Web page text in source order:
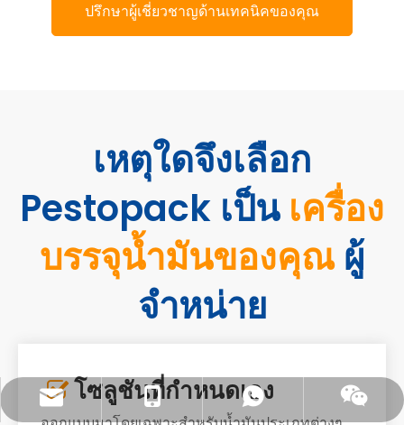
ปรึกษาผู้เชี่ยวชาญด้านเทคนิคของคุณ
เหตุใดจึงเลือก
Pestopack เป็น เครื่อง
บรรจุน้ำมันของคุณผู้
จำหน่าย
 โซลูชันที่กำหนดเอง
sales@pestopack.com
18151995436
วอทส์แอพพ์
วีแชท